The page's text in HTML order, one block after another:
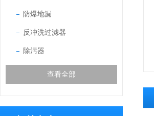
防爆地漏
反冲洗过滤器
除污器
查看全部